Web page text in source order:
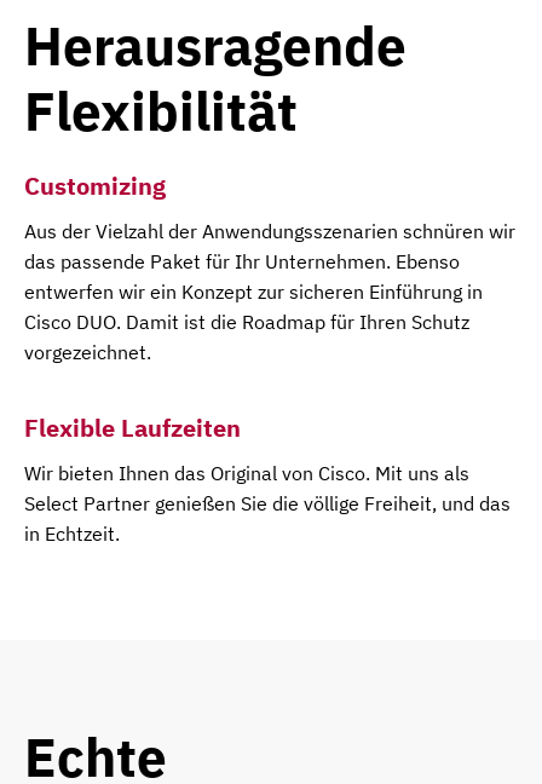
Herausragende
Flexibilität
Customizing
Aus der Vielzahl der Anwendungsszenarien schnüren wir
das passende Paket für Ihr Unternehmen. Ebenso
entwerfen wir ein Konzept zur sicheren Einführung in
Cisco DUO. Damit ist die Roadmap für Ihren Schutz
vorgezeichnet.
Flexible Laufzeiten
Wir bieten Ihnen das Original von Cisco. Mit uns als
Select Partner genießen Sie die völlige Freiheit, und das
in Echtzeit.
Echte